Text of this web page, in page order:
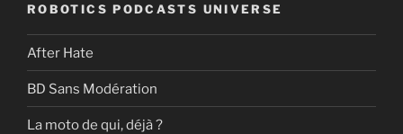
ROBOTICS PODCASTS UNIVERSE
After Hate
BD Sans Modération
La moto de qui, déjà ?